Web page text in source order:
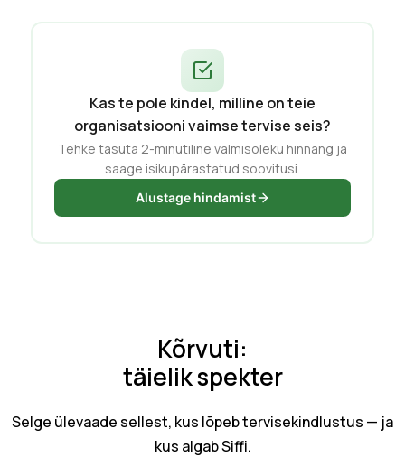
Kas te pole kindel, milline on teie
organisatsiooni vaimse tervise seis?
Tehke tasuta 2-minutiline valmisoleku hinnang ja
saage isikupärastatud soovitusi.
Alustage hindamist
Kõrvuti:
täielik spekter
Selge ülevaade sellest, kus lõpeb tervisekindlustus — ja
kus algab Siffi.